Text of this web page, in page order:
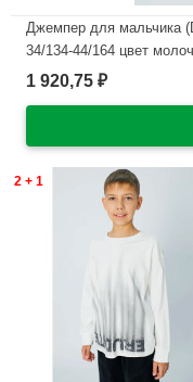
Джемпер для мальчика
34/134-44/164 цвет
В наличии
1 920,75 ₽
2 + 1